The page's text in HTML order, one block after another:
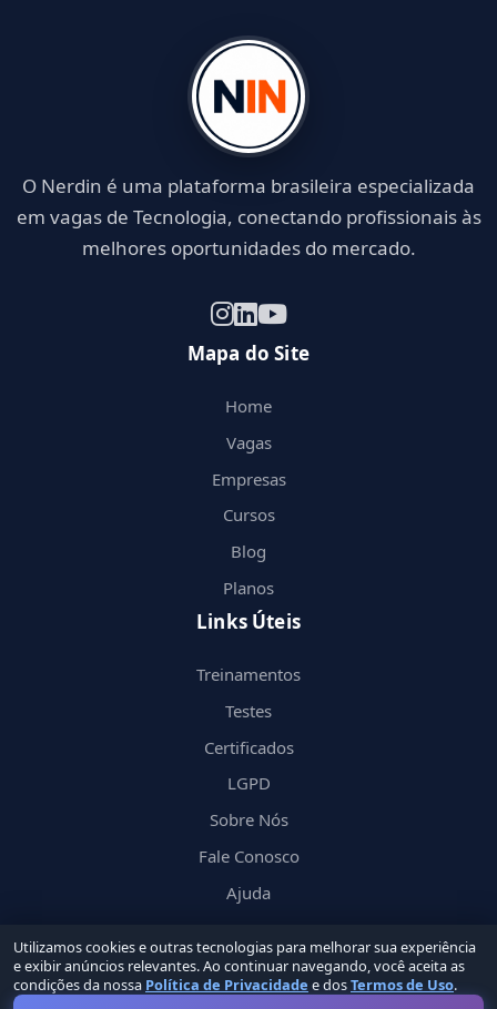
O Nerdin é uma plataforma brasileira especializada
em vagas de Tecnologia, conectando profissionais às
melhores oportunidades do mercado.
Mapa do Site
Home
Vagas
Empresas
Cursos
Blog
Planos
Links Úteis
Treinamentos
Testes
Certificados
LGPD
Sobre Nós
Fale Conosco
Ajuda
© 2026 Nerdinby Groupin Labs. Todos os direitos reservados.
Utilizamos cookies e outras tecnologias para melhorar sua experiência
e exibir anúncios relevantes. Ao continuar navegando, você aceita as
condições da nossa Política de Privacidade e dosTermos de Uso.